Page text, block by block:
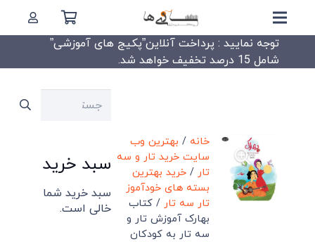
توجه نمایید : پرداخت آنلاین”پکیج های آموزشی”
شامل 15 درصد تخفیف خواهد شد.
خانه / بهترین وب
سایت خرید تار و سه
تار /خرید بهترین
بسته های خودآموز
تار سه تار / کتاب
بهارک آموزش تار و
سه تار به کودکان
جستجو
سبد خرید
سبد خرید شما
خالی است.